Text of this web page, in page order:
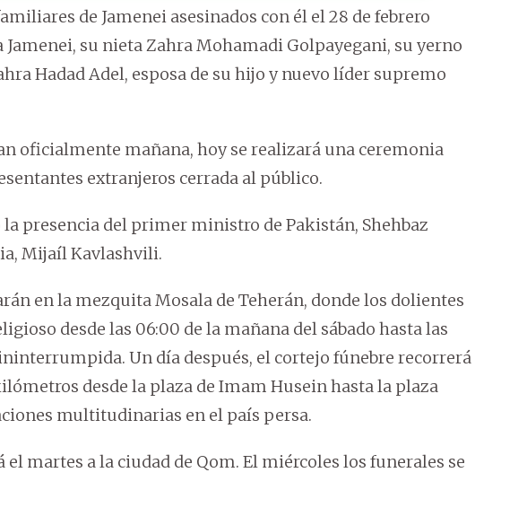
de Jamenei asesinados con él el 28 de febrero
su nieta Zahra Mohamadi Golpayegani, su yerno
Hadad Adel, esposa de su hijo y nuevo líder supremo
oficialmente mañana, hoy se realizará una ceremonia
extranjeros cerrada al público.
presencia del primer ministro de Pakistán, Shehbaz
Mijaíl Kavlashvili.
en la mezquita Mosala de Teherán, donde los dolientes
desde las 06:00 de la mañana del sábado hasta las
Un día después, el cortejo fúnebre recorrerá
desde la plaza de Imam Husein hasta la plaza
multitudinarias en el país persa.
martes a la ciudad de Qom. El miércoles los funerales se